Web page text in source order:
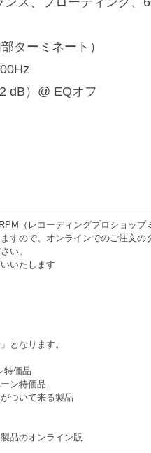
ターミネート）
dB）@ EQオフ
（レコーディングプロショップ
すので、オンラインでのご注文の
い。
いたします
となります。
特価品
ン特価品
ついて来る製品
品のオンライン版